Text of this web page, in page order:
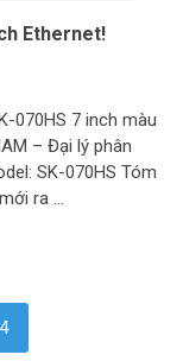
Ethernet!
070HS 7 inch màu
– Đại lý phân
SK-070HS Tóm
ra …
4